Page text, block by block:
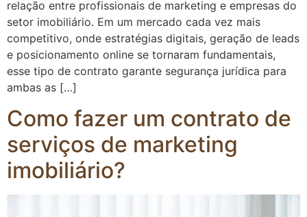
relação entre profissionais de marketing e empresas do
setor imobiliário. Em um mercado cada vez mais
competitivo, onde estratégias digitais, geração de leads
e posicionamento online se tornaram fundamentais,
esse tipo de contrato garante segurança jurídica para
ambas as […]
Como fazer um contrato de
serviços de marketing
imobiliário?